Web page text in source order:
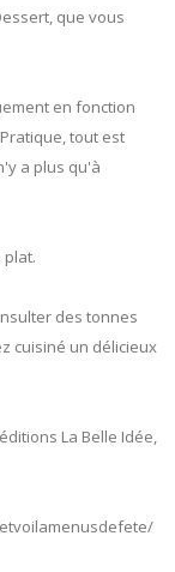
que vous
en fonction
tout est
a plus qu'à
plat.
des tonnes
cuisiné un délicieux
La Belle Idée,